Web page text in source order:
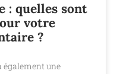
: quelles sont
votre
?
également une